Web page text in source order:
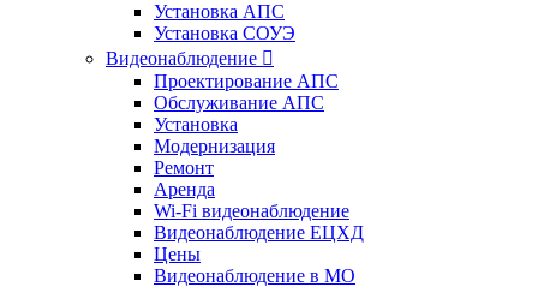
Установка АПС
Установка СОУЭ
Видеонаблюдение 
Проектирование АПС
Обслуживание АПС
Установка
Модернизация
Ремонт
Аренда
Wi-Fi видеонаблюдение
Видеонаблюдение ЕЦХД
Цены
Видеонаблюдение в МО